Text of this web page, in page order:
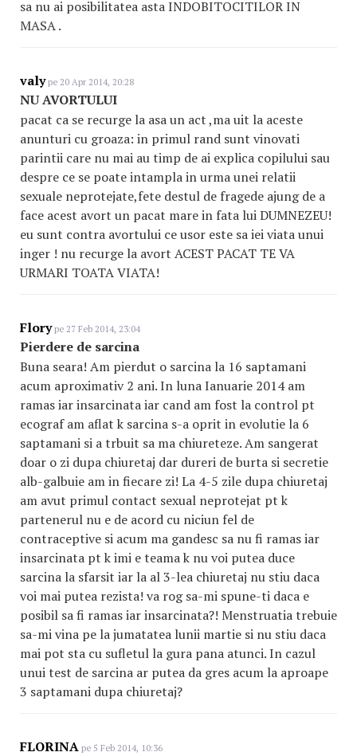
sa nu ai posibilitatea asta INDOBITOCITILOR IN
MASA .
valype 20 Apr 2014, 20:28
NU AVORTULUI
pacat ca se recurge la asa un act ,ma uit la aceste
anunturi cu groaza: in primul rand sunt vinovati
parintii care nu mai au timp de ai explica copilului sau
despre ce se poate intampla in urma unei relatii
sexuale neprotejate,fete destul de fragede ajung de a
face acest avort un pacat mare in fata lui DUMNEZEU!
eu sunt contra avortului ce usor este sa iei viata unui
inger ! nu recurge la avort ACEST PACAT TE VA
URMARI TOATA VIATA!
Florype 27 Feb 2014, 23:04
Pierdere de sarcina
Buna seara! Am pierdut o sarcina la 16 saptamani
acum aproximativ 2 ani. In luna Ianuarie 2014 am
ramas iar insarcinata iar cand am fost la control pt
ecograf am aflat k sarcina s-a oprit in evolutie la 6
saptamani si a trbuit sa ma chiureteze. Am sangerat
doar o zi dupa chiuretaj dar dureri de burta si secretie
alb-galbuie am in fiecare zi! La 4-5 zile dupa chiuretaj
am avut primul contact sexual neprotejat pt k
partenerul nu e de acord cu niciun fel de
contraceptive si acum ma gandesc sa nu fi ramas iar
insarcinata pt k imi e teama k nu voi putea duce
sarcina la sfarsit iar la al 3-lea chiuretaj nu stiu daca
voi mai putea rezista! va rog sa-mi spune-ti daca e
posibil sa fi ramas iar insarcinata?! Menstruatia trebuie
sa-mi vina pe la jumatatea lunii martie si nu stiu daca
mai pot sta cu sufletul la gura pana atunci. In cazul
unui test de sarcina ar putea da gres acum la aproape
3 saptamani dupa chiuretaj?
FLORINA pe 5 Feb 2014, 10:36